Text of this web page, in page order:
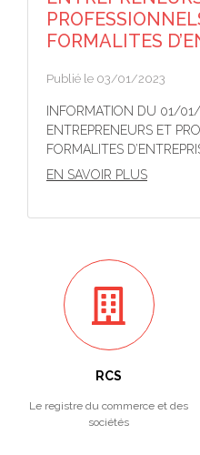
FORMALITES
Publié le 03/01/2023
INFORMATION DU 01/
ENTREPRENEURS ET
FORMALITES
EN SAVOIR PLUS
RCS
Le registre du commerce et des
sociétés